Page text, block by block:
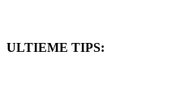
ULTIEME TIPS: